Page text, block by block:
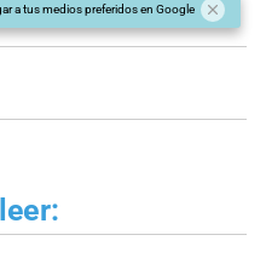
a tus medios preferidos en Google